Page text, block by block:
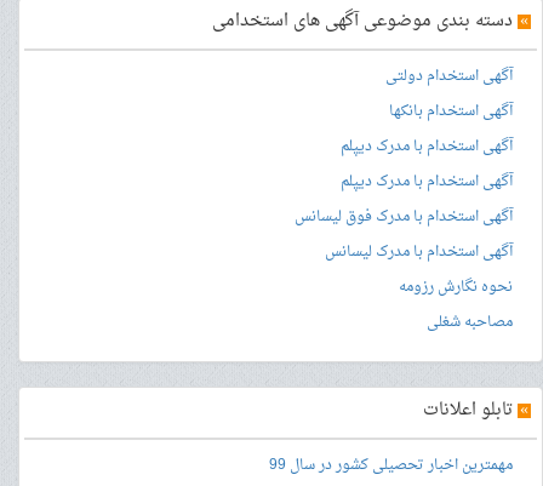
» دسته بندی موضوعی آگهی های استخدامی
آگهی استخدام دولتی
آگهی استخدام بانکها
آگهی استخدام با مدرک دیپلم
آگهی استخدام با مدرک دیپلم
آگهی استخدام با مدرک فوق لیسانس
آگهی استخدام با مدرک لیسانس
نحوه نگارش رزومه
مصاحبه شغلی
» تابلو اعلانات
مهمترین اخبار تحصیلی کشور در سال 99